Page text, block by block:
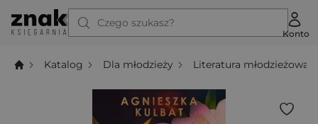
Czego szukasz?
Konto
Katalog Dla młodzieży Literatura młodzieżowa